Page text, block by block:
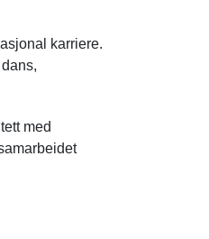
karriere.
med